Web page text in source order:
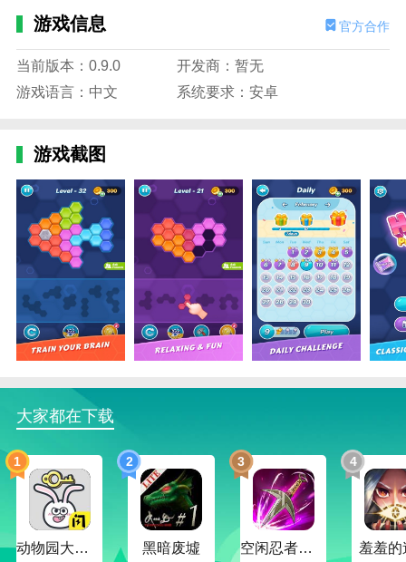
1、创新六边形拼图玩法，打破传统方块限制，提
供更灵活的拼图策略体验；
2、色彩鲜艳、画面清新，轻松舒适的视觉风格让
人沉浸其中，适合放松心情；
玩家更轻松应对复杂局面；
4、海量关卡与模式持续更新，不断带来新的消除
挑战与拼图乐趣。
六边形拼图大师游戏内容
1、游戏拥有数百个精心设计的关卡，难度逐步递
增，适合不同水平玩家挑战；
2、通过完成任务或达成高分可解锁新的拼图主题
与背景皮肤，提升视觉体验；
挑战全球玩家；
4、支持离线游玩，无需联网也能畅快消除，随时
随地畅享游戏乐趣。
六边形拼图大师游戏优势
1、【操作轻松简便，老少皆宜】游戏玩法简单，
无需复杂技巧，适合全年龄段用户随时上手；
游戏信息 官方合作
当前版本：0.9.0
开发商：暂无
游戏语言：中文
系统要求：安卓
游戏截图
大家都在下载
1
动物园大冒险
2
黑暗废墟
3
空闲忍者传奇
4
羞羞的